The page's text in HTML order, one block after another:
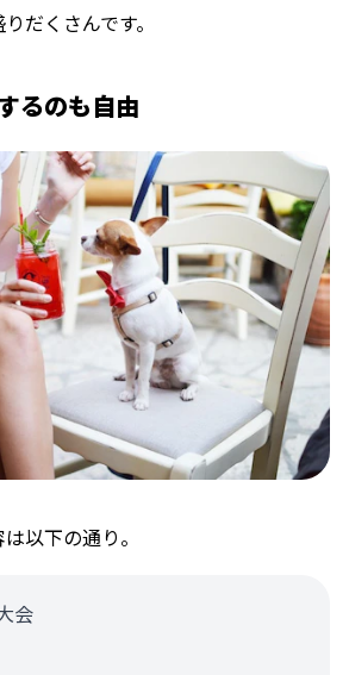
だくさんです。
るのも自由
以下の通り。
会